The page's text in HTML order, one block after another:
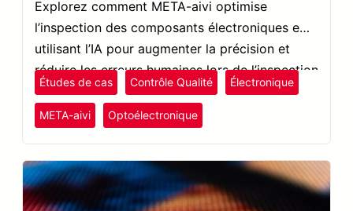
Explorez comment META-aivi optimise
l’inspection des composants électroniques en
utilisant l’IA pour augmenter la précision et
réduire les erreurs humaines lors de l’inspection
des soudures.
Études de cas Contrôle Qualité Électronique
META-aivi Optoélectronique